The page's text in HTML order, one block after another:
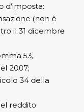
d’imposta:
(non è
il 31 dicembre
53,
2007;
34 della
reddito